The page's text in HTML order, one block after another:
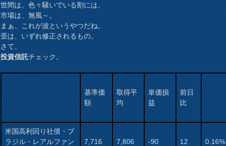
世間は、色々騒いでいる割には、
市場は、無風～。
まぁ、これが波というやつだね。
歪は、いずれ修正されるもの。
さて、
投資信託チェック。
基準価
額
取得平
均
単価損
益
前日
比
米国高利回り社債・ブ
ラジル・レアルファン
7,716 7,806 -90 12 0.16%